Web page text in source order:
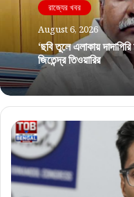
রাজ্যের খবর
August 6, 2026
‘ছবি তুলে এলাকায়
জিতেন্দ্র তিওয়ারির